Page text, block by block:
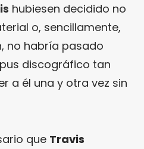
hubiesen decidido no
o, sencillamente,
no habría pasado
discográfico tan
a él una y otra vez sin
que Travis